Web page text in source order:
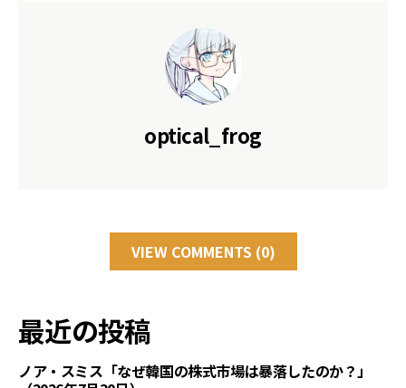
optical_frog
VIEW COMMENTS (0)
最近の投稿
ノア・スミス「なぜ韓国の株式市場は暴落したのか？」